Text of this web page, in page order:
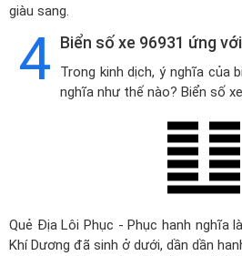
giàu sang.
4 Biển số xe 96931 ứng
Trong kinh dịch, ý nghĩa của
nghĩa như thế nào? Biển số
Quẻ Địa Lôi Phục - Phục hanh nghĩa
Khí Dương đã sinh ở dưới, dần dần